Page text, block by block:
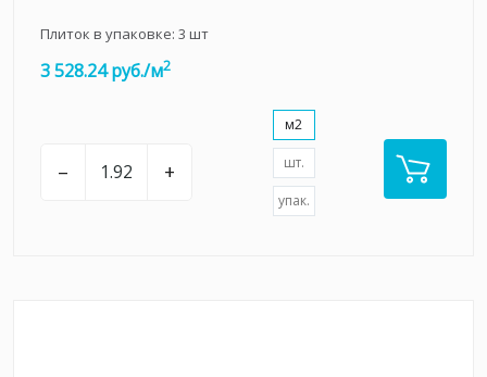
Плиток в упаковке: 3 шт
3 528.24 руб./м2
– +
м2
шт.
упак.